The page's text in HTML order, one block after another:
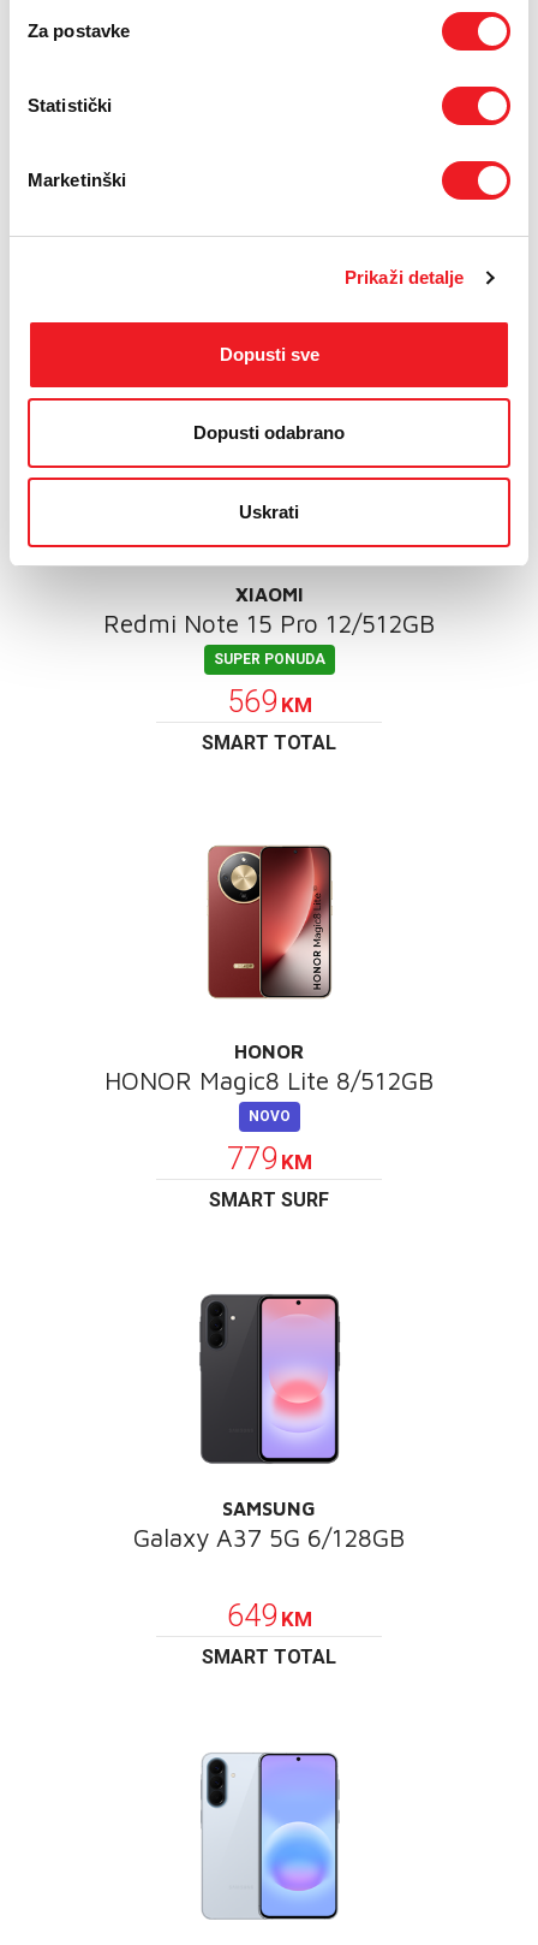
Za postavke
Statistički
Marketinški
Prikaži detalje
Dopusti sve
Dopusti odabrano
Uskrati
IZDVAJAMO IZ PONUDE
XIAOMI
Redmi Note 15 Pro 12/512GB
SUPER PONUDA
569 KM
SMART TOTAL
HONOR
HONOR Magic8 Lite 8/512GB
NOVO
779 KM
SMART SURF
SAMSUNG
Galaxy A37 5G 6/128GB
649 KM
SMART TOTAL